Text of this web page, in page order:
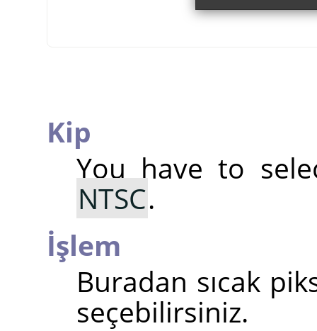
Kip
You have to
NTSC.
İşlem
Buradan sıcak
seçebilirsiniz.